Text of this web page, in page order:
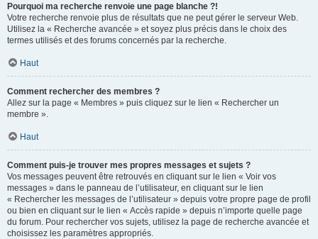
Pourquoi ma recherche renvoie une page blanche ?!
Votre recherche renvoie plus de résultats que ne peut gérer le serveur Web.
Utilisez la « Recherche avancée » et soyez plus précis dans le choix des
termes utilisés et des forums concernés par la recherche.
Haut
Comment rechercher des membres ?
Allez sur la page « Membres » puis cliquez sur le lien « Rechercher un
membre ».
Haut
Comment puis-je trouver mes propres messages et sujets ?
Vos messages peuvent être retrouvés en cliquant sur le lien « Voir vos
messages » dans le panneau de l’utilisateur, en cliquant sur le lien
« Rechercher les messages de l’utilisateur » depuis votre propre page de profil
ou bien en cliquant sur le lien « Accès rapide » depuis n’importe quelle page
du forum. Pour rechercher vos sujets, utilisez la page de recherche avancée et
choisissez les paramètres appropriés.